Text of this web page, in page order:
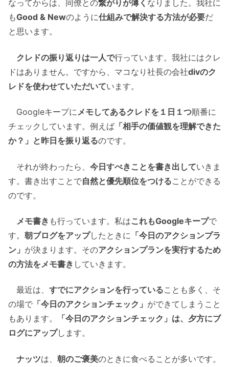
なってからは、同僚との繋がりが薄く なりました。我社に
もGood & Newのように仕組みで解決する方法が必要だ
と思います。
クレドの振り返りは一人で行っています。我社にはクレ
ドはありません。ですから、マコなり社長の会社divのク
レドを使わせていただいています。
Googleキープにメモしてあるクレドを１日１つ順番に
チェックしています。例えば 「相手の価値観を理解できた
か？」と昨日を振り返るのです。
それが終わったら、 今日すべきことを書き出していきま
す。書き出すことで自然と優先順位をつけることができる
のです。
メモ書き も行っています。私はこれもGoogleキープで
す。 朝ブログをアップしたときに 「今日のアクションプラ
ン」 が決まります。そのアクションプランを実行するため
の方法をメモ書き していきます。
最近は、 すでにアクションを行っていることも多く、そ
の場で 「今日のアクションチェック」 ができてしまうこと
もあります。
「今日のアクションチェック」は、夕方にブ
ログにアップします。
ナッツは、 朝のご褒美のときに食べることが多いです。